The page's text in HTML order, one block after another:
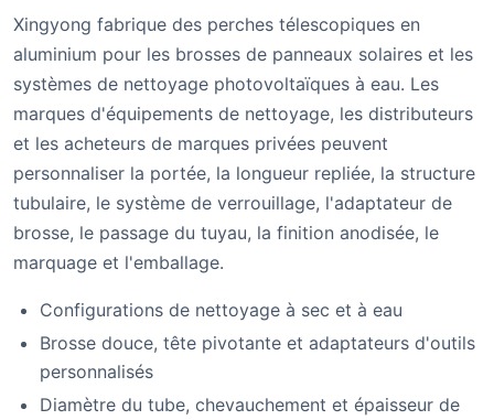
Xingyong fabrique des perches télescopiques en
aluminium pour les brosses de panneaux solaires et les
systèmes de nettoyage photovoltaïques à eau. Les
marques d'équipements de nettoyage, les distributeurs
et les acheteurs de marques privées peuvent
personnaliser la portée, la longueur repliée, la structure
tubulaire, le système de verrouillage, l'adaptateur de
brosse, le passage du tuyau, la finition anodisée, le
marquage et l'emballage.
Configurations de nettoyage à sec et à eau
Brosse douce, tête pivotante et adaptateurs d'outils
personnalisés
Diamètre du tube, chevauchement et épaisseur de